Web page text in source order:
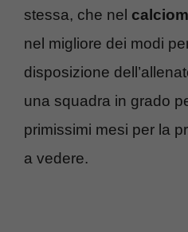
stessa, che nel
nel migliore dei modi
disposizione
una squadra in grado
primissimi mesi per la
a vedere.